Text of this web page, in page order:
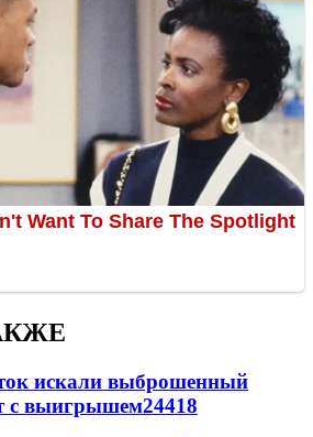
искали выброшенный
с выигрышем24418